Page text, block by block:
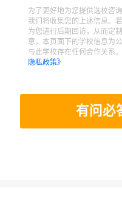
为了更好地为您提供选校咨
我们将收集您的上述信息。
为您进行后期回访，从而定
意，本页面下的学校信息为
与此学校存在任何合作关系
隐私政策》
有问必